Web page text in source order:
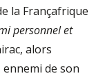
la Françafrique
personnel et
alors
de son